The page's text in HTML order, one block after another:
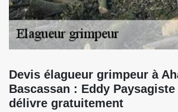
Devis élagueur grimpeur à
Bascassan : Eddy
délivre gratuitement